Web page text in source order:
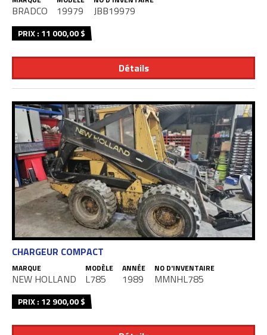
Détails
BRADCO 19979 JBB19979
PRIX : 11 000,00 $
CHARGEUR COMPACT
MARQUE
NEW HOLLAND
MODÈLE
L785
ANNÉE
1989
NO D'INVENTAIRE
MMNHL785
PRIX : 12 900,00 $